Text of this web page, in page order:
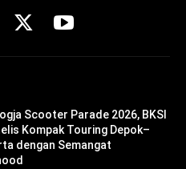
Scooter Parade 2026, BKSI
Kompak Touring Depok–
dengan Semangat